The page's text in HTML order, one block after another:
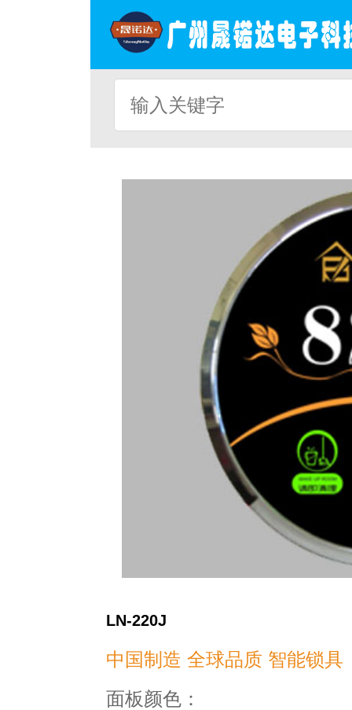
LN-220J
中国制造 全球品质 智能锁具
面板颜色：